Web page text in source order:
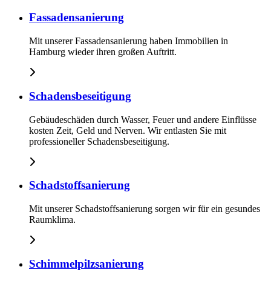
Fassadensanierung
Mit unserer Fassadensanierung haben Immobilien in
Hamburg wieder ihren großen Auftritt.
Schadensbeseitigung
Gebäudeschäden durch Wasser, Feuer und andere Einflüsse
kosten Zeit, Geld und Nerven. Wir entlasten Sie mit
professioneller Schadensbeseitigung.
Schadstoffsanierung
Mit unserer Schadstoffsanierung sorgen wir für ein gesundes
Raumklima.
Schimmelpilzsanierung